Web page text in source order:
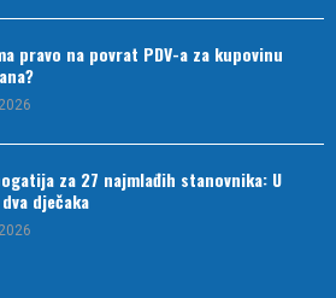
pravo na povrat PDV-a za kupovinu
za 27 najmlađih stanovnika: U
dječaka